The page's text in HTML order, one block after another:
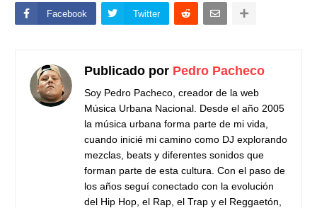
Facebook Twitter
Publicado por Pedro Pacheco
Soy Pedro Pacheco, creador de la web
Música Urbana Nacional. Desde el año 2005
la música urbana forma parte de mi vida,
cuando inicié mi camino como DJ explorando
mezclas, beats y diferentes sonidos que
forman parte de esta cultura. Con el paso de
los años seguí conectado con la evolución
del Hip Hop, el Rap, el Trap y el Reggaetón,